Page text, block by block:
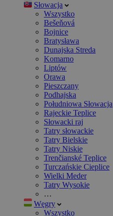
Słowacja
Wszystko
Bešeňová
Bojnice
Bratysława
Dunajska Streda
Komarno
Liptów
Orawa
Pieszczany
Podhajska
Południowa Słowacja
Rajeckie Teplice
Słowacki raj
Tatry słowackie
Tatry Bielskie
Tatry Niskie
Trenčianské Teplice
Turczańskie Cieplice
Wielki Meder
Tatry Wysokie
…
Węgry
Wszystko